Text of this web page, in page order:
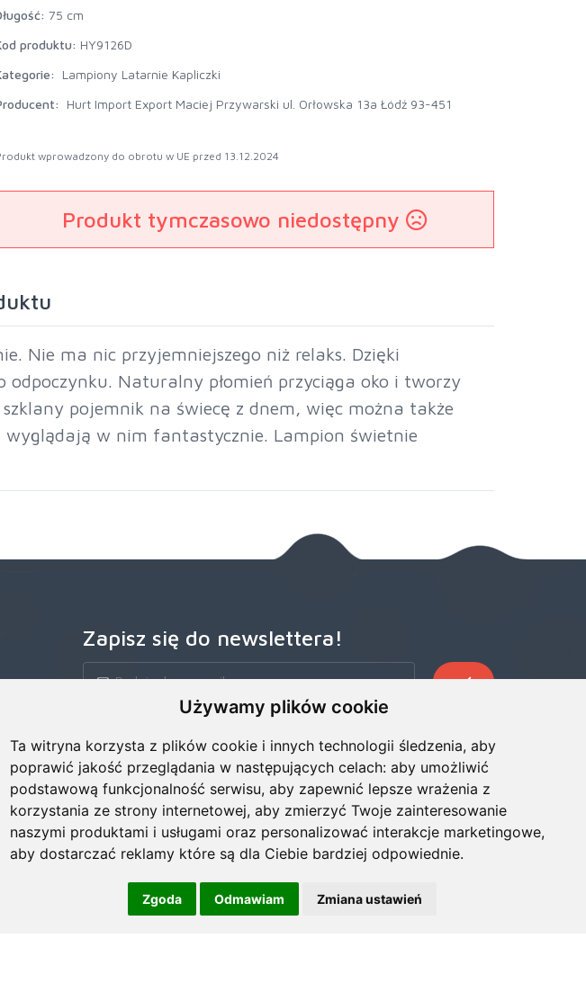
Używamy plików cookie
Ta witryna korzysta z plików cookie i innych technologii śledzenia, aby
poprawić jakość przeglądania w następujących celach: aby umożliwić
podstawową funkcjonalność serwisu, aby zapewnić lepsze wrażenia z
korzystania ze strony internetowej, aby zmierzyć Twoje zainteresowanie
naszymi produktami i usługami oraz personalizować interakcje marketingowe,
aby dostarczać reklamy które są dla Ciebie bardziej odpowiednie.
Zgoda Odmawiam Zmiana ustawień
75 cm
produktu: HY9126D
Lampiony Latarnie Kapliczki
Hurt Import Export Maciej Przywarski ul. Orłowska 13a Łódź 93-451
wprowadzony do obrotu w UE przed 13.12.2024
Produkt tymczasowo niedostępny
Nie ma nic przyjemniejszego niż relaks. Dzięki
Naturalny płomień przyciąga oko i tworzy
pojemnik na świecę z dnem, więc można także
w nim fantastycznie. Lampion świetnie
Zapisz się do newslettera!
Zapisz się do naszego Newslettera, aby otrzymywać wczesne oferty